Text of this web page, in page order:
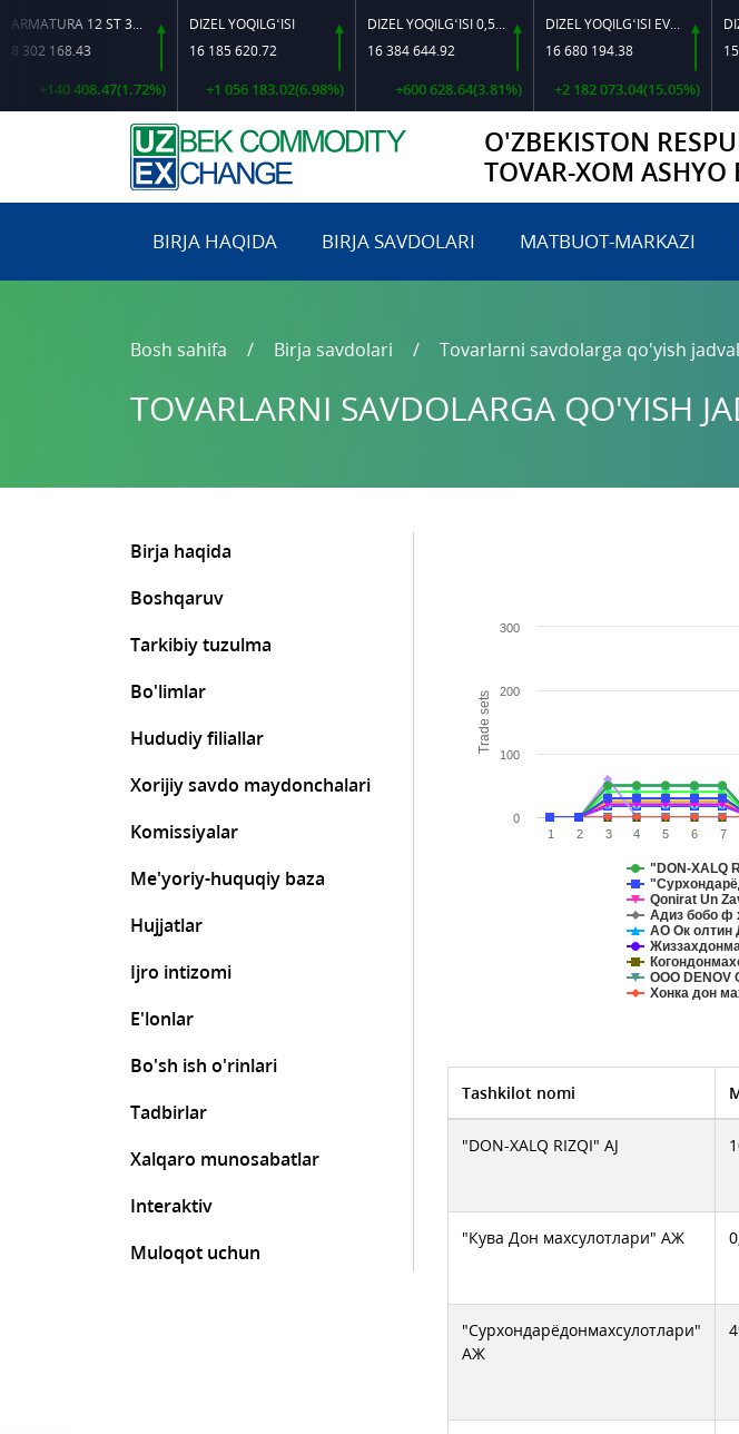
ARMATURA 12 ST 35 GS O‘LCHAMLI
408.47(1.72%)
DIZEL YOQILG‘ISI
16 185 620.72
+1 056 183.02(6.98%)
DIZEL YOQILG‘ISI 0,5-40
16 384 644.92
+600 628.64(3.81%)
DIZEL YOQILG‘ISI EVRO L-K-4
16 680 194.38
+2 182 073.04(15.05%)
15 524
+205
O'ZBEKISTON
TOVAR-XOM ASHYO
BIRJA HAQIDA BIRJA SAVDOLARI MATBUOT-MARKAZI
Bosh sahifa Birja savdolari Tovarlarni savdolarga qo'yish
TOVARLARNI SAVDOLARGA QO'YISH
Birja haqida
Boshqaruv
Tarkibiy tuzulma
Bo'limlar
Hududiy filiallar
Xorijiy savdo maydonchalari
Komissiyalar
Me'yoriy-huquqiy baza
Hujjatlar
Ijro intizomi
E'lonlar
Bo'sh ish o'rinlari
Tadbirlar
Xalqaro munosabatlar
Interaktiv
Muloqot uchun
Trade sets
"DON-XALQ
Qonirat Un
Адиз бобо ф
АО Ок олтин
ООО DENOV
Хонка дон
1 2 3 4 5 6 7
0
100
200
300
Tashkilot nomi
"DON-XALQ RIZQI" AJ
"Кува Дон махсулотлари" АЖ
"Сурхондарёдонмахсулотлари"
АЖ